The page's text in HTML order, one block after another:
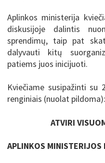
Aplinkos ministerija
diskusijoje dalintis
sprendimų, taip pat
dalyvauti kitų
patiems juos inicijuoti.
Kviečiame susipažinti
renginiais (nuolat pildoma):
ATVIRI
APLINKOS MINISTERIJOS